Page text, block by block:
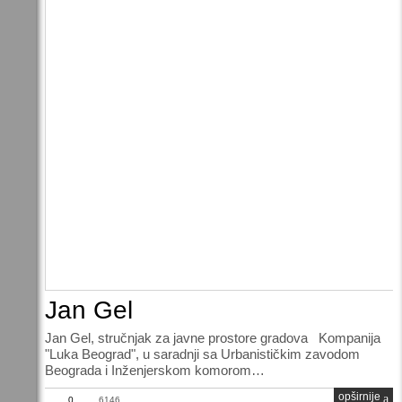
Jan Gel
Jan Gel, stručnjak za javne prostore gradova Kompanija
"Luka Beograd", u saradnji sa Urbanističkim zavodom
Beograda i Inženjerskom komorom…
0 6146 opširnije